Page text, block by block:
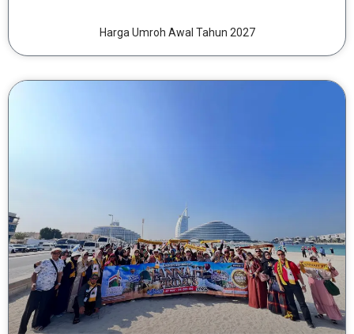
Harga Umroh Awal Tahun 2027